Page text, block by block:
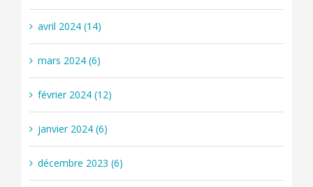
avril 2024 (14)
mars 2024 (6)
février 2024 (12)
janvier 2024 (6)
décembre 2023 (6)